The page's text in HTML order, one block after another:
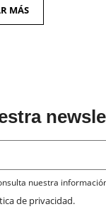
MÁS
nuestra
de privacidad.